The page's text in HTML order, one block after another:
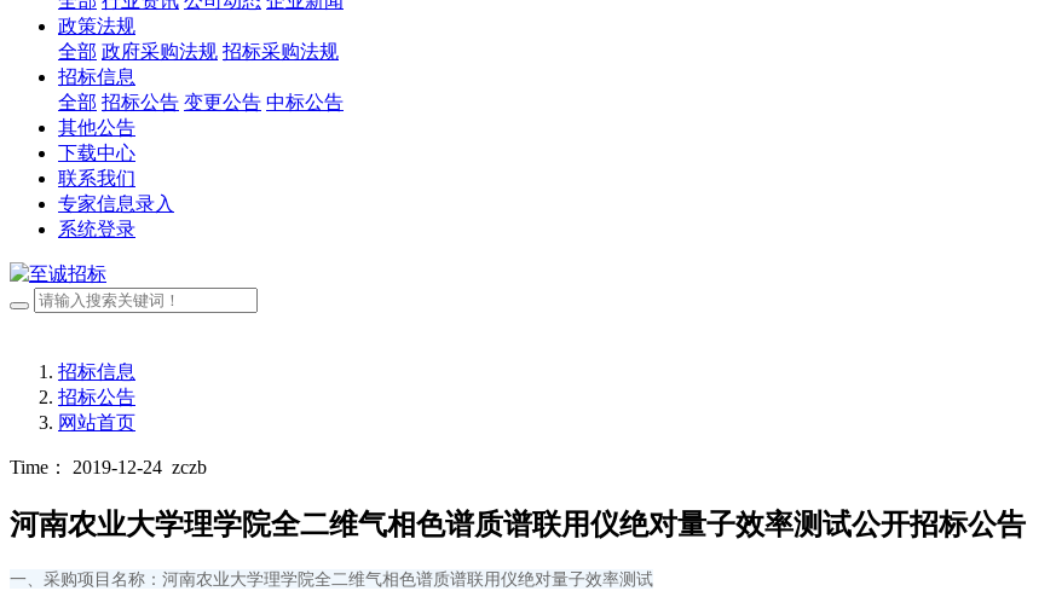
政策法规
全部 政府采购法规 招标采购法规
招标信息
全部 招标公告 变更公告 中标公告
其他公告
下载中心
联系我们
专家信息录入
系统登录
招标信息
招标公告
网站首页
Time： 2019-12-24 zczb
河南农业大学理学院全二维气相色谱质谱联用仪绝对量子效率测试公开招标公告
一、采购项目名称：河南农业大学理学院全二维气相色谱质谱联用仪绝对量子效率测试